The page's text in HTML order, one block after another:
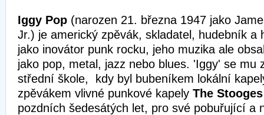
Iggy Pop (narozen 21. března 1947 jako
Jr.) je americký zpěvák, skladatel, hudebník a
jako inovátor punk rocku, jeho muzika ale
jako pop, metal, jazz nebo blues. 'Iggy' se mu
střední škole, kdy byl bubeníkem lokální
zpěvákem vlivné punkové kapely The Stooges
pozdních šedesátých let, pro své pobuřující a